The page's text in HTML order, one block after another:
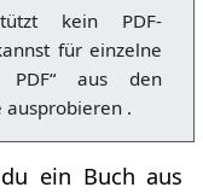
kein PDF-
für einzelne
PDF“ aus den
ausprobieren .
ein Buch aus